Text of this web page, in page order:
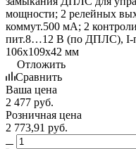
мощности; 2 релейных
коммут.500 мА; 2
пит.8…12 В (по ДПЛС), I-
106х109х42 мм
Отложить
Сравнить
Ваша цена
2 477 руб.
Розничная цена
2 773,91 руб.